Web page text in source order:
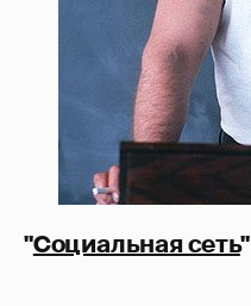
"Социальная сеть"